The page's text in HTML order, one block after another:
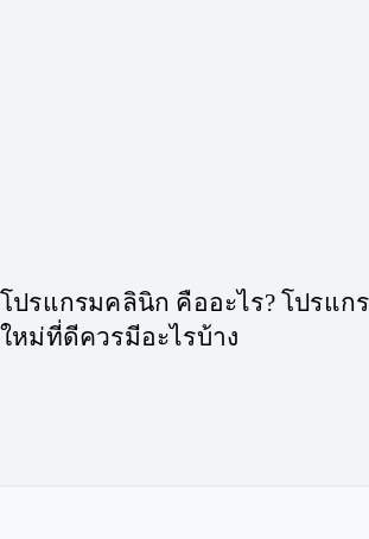
โปรแกรมคลินิก คืออะไร? โปรแ
ใหม่ที่ดีควรมีอะไรบ้าง